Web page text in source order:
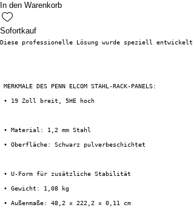
In den Warenkorb
Sofortkauf
Diese professionelle Lösung wurde speziell
MERKMALE DES PENN ELCOM STAHL-RACK-PANELS:
• 19 Zoll breit, 5HE hoch
• Material: 1,2 mm Stahl
• Oberfläche: Schwarz pulverbeschichtet
• U-Form für zusätzliche Stabilität
• Gewicht: 1,08 kg
• Außenmaße: 48,2 x 222,2 x 0,11 cm